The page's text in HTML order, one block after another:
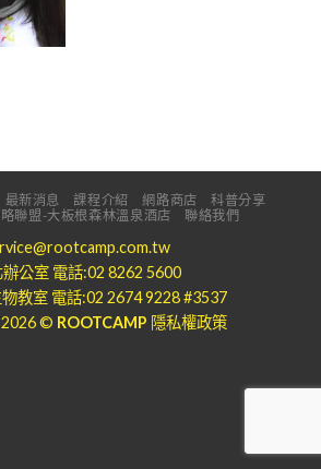
最新消息 課程介紹 網路商店
科普分享
聯盟-大板根森林溫泉酒店 聯絡我們
公室 電話:02 8262 5600
教室 電話:02 2674 9228 #3537
© ROOTCAMP 隱私權政策